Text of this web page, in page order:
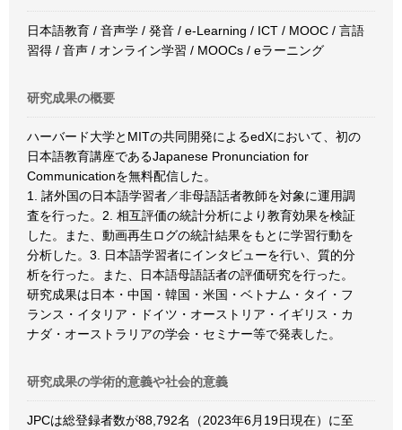
日本語教育 / 音声学 / 発音 / e-Learning / ICT / MOOC / 言語
習得 / 音声 / オンライン学習 / MOOCs / eラーニング
研究成果の概要
ハーバード大学とMITの共同開発によるedXにおいて、初の
日本語教育講座であるJapanese Pronunciation for
Communicationを無料配信した。
1. 諸外国の日本語学習者／非母語話者教師を対象に運用調
査を行った。2. 相互評価の統計分析により教育効果を検証
した。また、動画再生ログの統計結果をもとに学習行動を
分析した。3. 日本語学習者にインタビューを行い、質的分
析を行った。また、日本語母語話者の評価研究を行った。
研究成果は日本・中国・韓国・米国・ベトナム・タイ・フ
ランス・イタリア・ドイツ・オーストリア・イギリス・カ
ナダ・オーストラリアの学会・セミナー等で発表した。
研究成果の学術的意義や社会的意義
JPCは総登録者数が88,792名（2023年6月19日現在）に至